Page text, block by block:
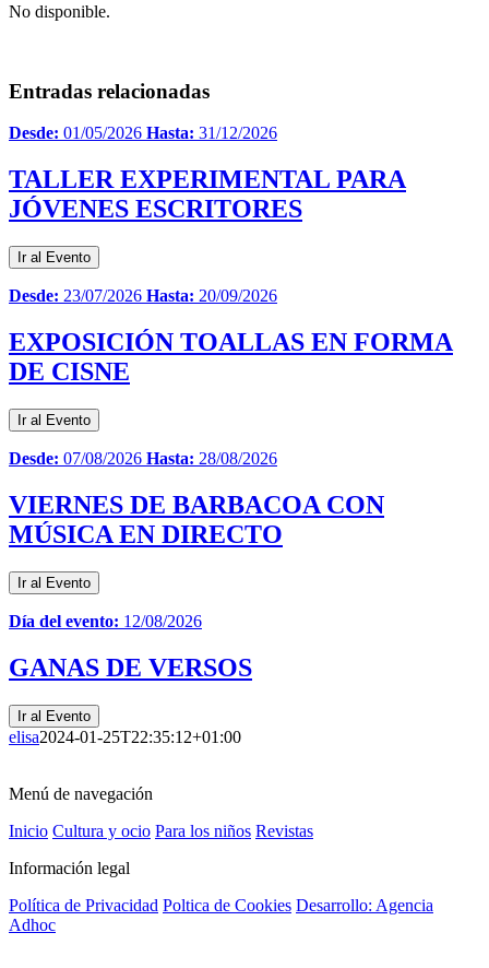
No disponible.
Entradas relacionadas
Desde: 01/05/2026 Hasta: 31/12/2026
TALLER EXPERIMENTAL PARA
JÓVENES ESCRITORES
Ir al Evento
Desde: 23/07/2026 Hasta: 20/09/2026
EXPOSICIÓN TOALLAS EN FORMA
DE CISNE
Ir al Evento
Desde: 07/08/2026 Hasta: 28/08/2026
VIERNES DE BARBACOA CON
MÚSICA EN DIRECTO
Ir al Evento
Día del evento: 12/08/2026
GANAS DE VERSOS
Ir al Evento
elisa2024-01-25T22:35:12+01:00
Menú de navegación
Inicio Cultura y ocio Para los niños Revistas
Información legal
Política de Privacidad Poltica de Cookies Desarrollo: Agencia
Adhoc